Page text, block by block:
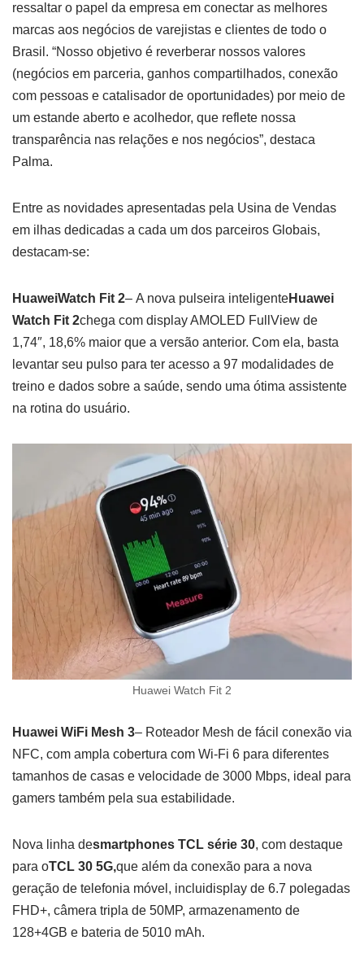
ressaltar o papel da empresa em conectar as melhores
marcas aos negócios de varejistas e clientes de todo o
Brasil. “Nosso objetivo é reverberar nossos valores
(negócios em parceria, ganhos compartilhados, conexão
com pessoas e catalisador de oportunidades) por meio de
um estande aberto e acolhedor, que reflete nossa
transparência nas relações e nos negócios”, destaca
Palma.
Entre as novidades apresentadas pela Usina de Vendas
em ilhas dedicadas a cada um dos parceiros Globais,
destacam-se:
HuaweiWatch Fit 2– A nova pulseira inteligenteHuawei
Watch Fit 2chega com display AMOLED FullView de
1,74″, 18,6% maior que a versão anterior. Com ela, basta
levantar seu pulso para ter acesso a 97 modalidades de
treino e dados sobre a saúde, sendo uma ótima assistente
na rotina do usuário.
Huawei Watch Fit 2
Huawei WiFi Mesh 3– Roteador Mesh de fácil conexão via
NFC, com ampla cobertura com Wi-Fi 6 para diferentes
tamanhos de casas e velocidade de 3000 Mbps, ideal para
gamers também pela sua estabilidade.
Nova linha desmartphones TCL série 30, com destaque
para oTCL 30 5G,que além da conexão para a nova
geração de telefonia móvel, incluidisplay de 6.7 polegadas
FHD+, câmera tripla de 50MP, armazenamento de
128+4GB e bateria de 5010 mAh.